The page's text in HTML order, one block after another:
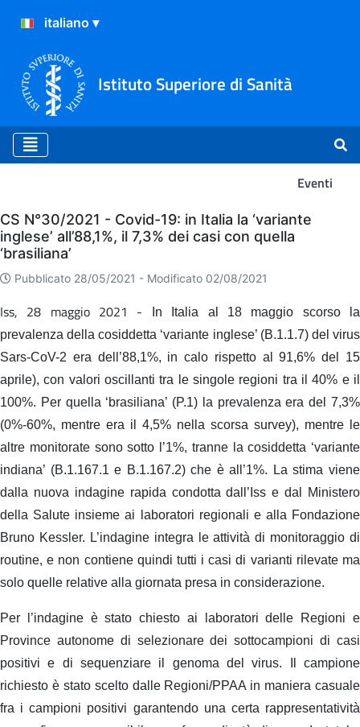
Istituto Superiore di Sanità
Eventi
Eventi
CS N°30/2021 - Covid-19: in Italia la ‘variante
inglese’ all’88,1%, il 7,3% dei casi con quella
‘brasiliana’
Pubblicato 28/05/2021 - Modificato 02/08/2021
Iss, 28 maggio 2021 -
In Italia al 18 maggio scorso la
prevalenza della cosiddetta ‘variante inglese’ (B.1.1.7) del virus
Sars-CoV-2 era dell’88,1%, in calo rispetto al 91,6% del 15
aprile), con valori oscillanti tra le singole regioni tra il 40% e il
100%. Per quella ‘brasiliana’ (P.1) la prevalenza era del 7,3%
(0%-60%, mentre era il 4,5% nella scorsa survey), mentre le
altre monitorate sono sotto l’1%, tranne la cosiddetta ‘variante
indiana’ (B.1.167.1 e B.1.167.2) che è all’1%. La stima viene
dalla nuova indagine rapida condotta dall’Iss e dal Ministero
della Salute insieme ai laboratori regionali e alla Fondazione
Bruno Kessler. L’indagine integra le attività di monitoraggio di
routine, e non contiene quindi tutti i casi di varianti rilevate ma
solo quelle relative alla giornata presa in considerazione.
Per l’indagine è stato chiesto ai laboratori delle Regioni e
Province autonome di selezionare dei sottocampioni di casi
positivi e di sequenziare il genoma del virus. Il campione
richiesto è stato scelto dalle Regioni/PPAA in maniera casuale
fra i campioni positivi garantendo una certa rappresentatività